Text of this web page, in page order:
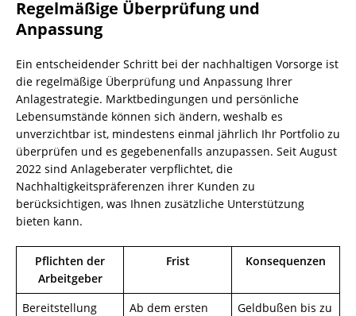
Regelmäßige Überprüfung und
Anpassung
Ein entscheidender Schritt bei der nachhaltigen Vorsorge ist
die regelmäßige Überprüfung und Anpassung Ihrer
Anlagestrategie. Marktbedingungen und persönliche
Lebensumstände können sich ändern, weshalb es
unverzichtbar ist, mindestens einmal jährlich Ihr Portfolio zu
überprüfen und es gegebenenfalls anzupassen. Seit August
2022 sind Anlageberater verpflichtet, die
Nachhaltigkeitspräferenzen ihrer Kunden zu
berücksichtigen, was Ihnen zusätzliche Unterstützung
bieten kann.
Pflichten der
Arbeitgeber
Frist Konsequenzen
Bereitstellung
Ab dem ersten
Geldbußen bis zu